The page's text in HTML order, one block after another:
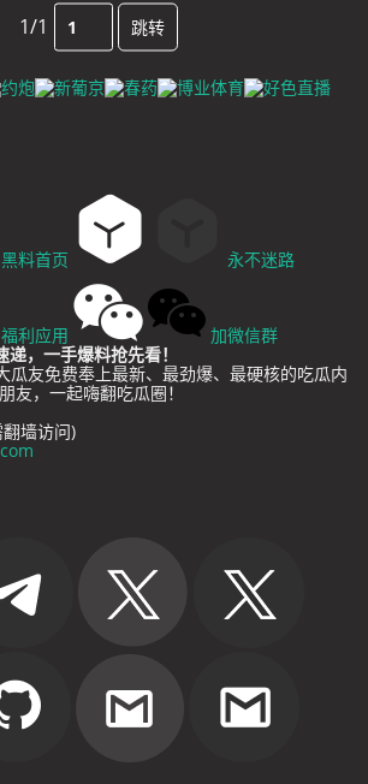
1/1 跳转
黑料首页 永不迷路
福利应用
加微信群
，一手爆料抢先看！
瓜友免费奉上最新、最劲爆、最硬核的吃瓜内
友，一起嗨翻吃瓜圈！
墙访问)